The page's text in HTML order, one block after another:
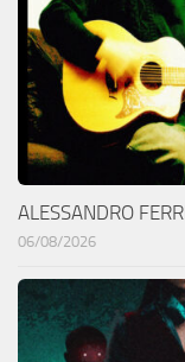
ALESSANDRO
06/08/2026